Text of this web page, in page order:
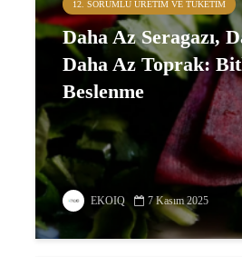
12. SORUMLU ÜRETIM VE TÜKETIM
Daha Az Seragazı,
Daha Az Toprak:
Beslenme
EKOIQ 7 Kasım 2025